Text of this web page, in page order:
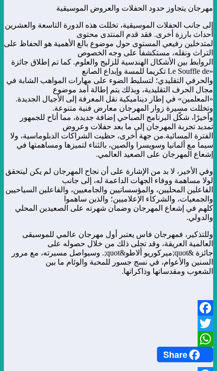
مهرجان يتجاوز حدود الحفلات والعروض الموسيقية
إلى جانب الحفلات الموسيقية، تخللت هذه الدورة التاسعة والعشرين
أحداث بارزة أخرى. فقد قدم المنتدى محتوى
لمتدخلين رفيعي المستوى حول موضوع بالغ الأهمية هو الحفاظ على
التراث ونقله، مستكشفاً على وجه الخصوص
الروابط بين الأشكال الهندسية للزليج والعلوم. كما تم إطلاق جائزة
«Le Souffle de تكريما للمسة وإبداع الصانع
والحرفي التقليدي؛ لتسليط الضوء على مهارات المواهب الشابة في
مجال الحرف التقليدية، وبذلك يتم إطالة أمد موضوع
«المعلمين» في إطار ديناميكية نقل المعرفة إلى الأجيال الجديدة.
وتخللت مسيرة زوار المهرجان معارض فنية متنوعة.
وأخيرًا، شكّل البرنامج الصباحي إضافة جديدة، مما أتاح للجمهور
تمديد تجربة المهرجان إلى ما بعد حفلات وعروض
الفترة المسائية.من جهة أخرى، حظيت الشراكات الدبلوماسية، ولا
سيما مع ألمانيا وسويسرا والصين، بالثناء لتميزها ومساهمتها في
إشعاع المهرجان على الصعيد العالمي.
وفي الأخير، لا بد من الإشارة على أن نجاح المهرجان لم يكن ليتحقق
لولا مساهمة ووفاء الجهات الداعمة له، إلى جانب
الفاعلين المحليين، والمؤسساتيين والجامعيين، والفاعلين السياحيين
والجمعيات، والشركاء الإعلاميين؛ والذين ساهموا
كلهم في إشعاع المهرجان وضمان شهرته على الصعيدين المحلي
والدولي.
وللتذكير، فمهرجان فاس يعتبر أول مهرجان عالمي للموسيقى
العالمية العريقة، وقد تجلى ذلك من خلال حصوله على
جائزة &quot;ميركوريو ألاطو&quot;. وسيواصل مسيرته، مع مرور
السنين والأعوام، في نسج جسور للمحبة والوئام ما بين
الشعوب ومقدساتها وذاكراتها.
Facebook
Twitter
WhatsApp
Share